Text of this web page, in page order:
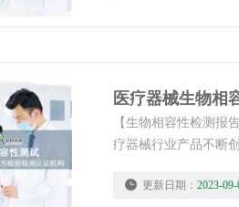
医疗器械生物相
【生物相容性检测报
疗器械行业产品不断
相容性测试。
更新日期： 2023-09-